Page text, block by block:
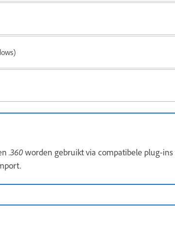
.360worden gebruikt via compatibele plug-